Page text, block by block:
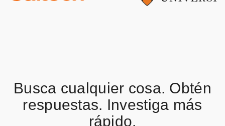
Busca cualquier cosa. Obtén
respuestas. Investiga más
rápido.